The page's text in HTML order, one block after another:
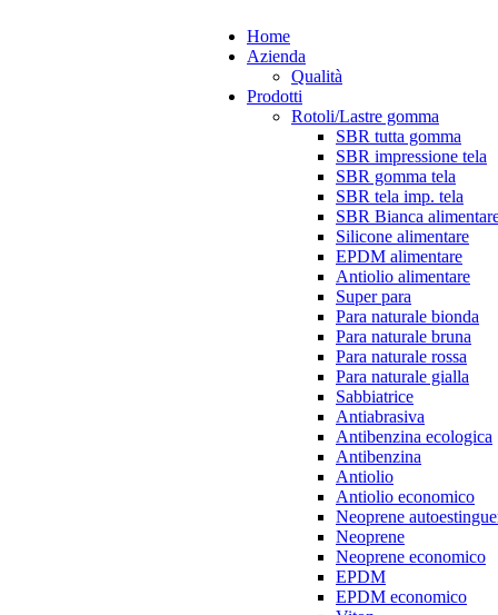
Home
Azienda
Qualità
Prodotti
Rotoli/Lastre gomma
SBR tutta gomma
SBR impressione tela
SBR gomma tela
SBR tela imp. tela
SBR Bianca
Silicone alimentare
EPDM alimentare
Antiolio alimentare
Super para
Para naturale bionda
Para naturale bruna
Para naturale rossa
Para naturale gialla
Sabbiatrice
Antiabrasiva
Antibenzina ecologica
Antibenzina
Antiolio
Antiolio economico
Neoprene
Neoprene
Neoprene economico
EPDM
EPDM economico